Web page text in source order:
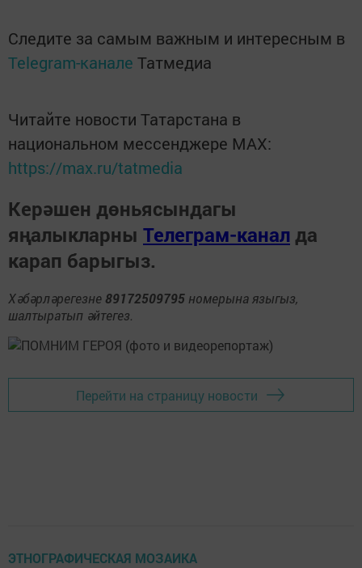
Следите за самым важным и интересным в
Telegram-канале Татмедиа
Читайте новости Татарстана в
национальном мессенджере MАХ:
https://max.ru/tatmedia
Керәшен дөньясындагы
яңалыкларны Телеграм-канал да
карап барыгыз.
Хәбәрләрегезне 89172509795 номерына языгыз,
шалтыратып әйтегез.
Перейти на страницу новости
ЭТНОГРАФИЧЕСКАЯ МОЗАИКА